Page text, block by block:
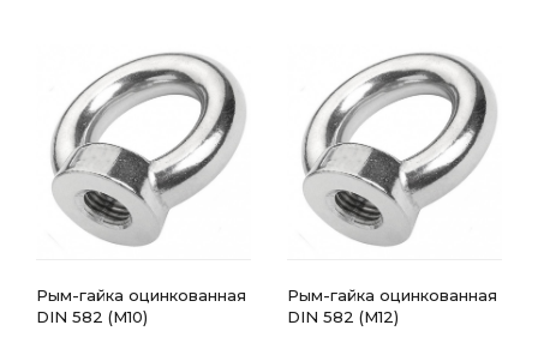
Рым-гайка оцинкованная
DIN 582 (М10)
Рым-гайка оцинкованная
DIN 582 (М12)